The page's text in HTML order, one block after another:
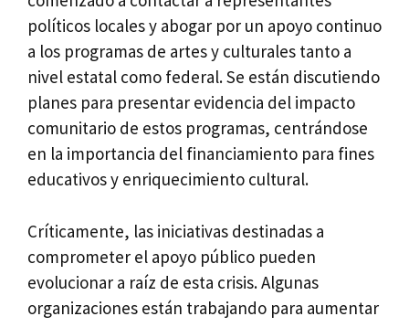
políticos locales y abogar por un apoyo continuo
a los programas de artes y culturales tanto a
nivel estatal como federal. Se están discutiendo
planes para presentar evidencia del impacto
comunitario de estos programas, centrándose
en la importancia del financiamiento para fines
educativos y enriquecimiento cultural.
Críticamente, las iniciativas destinadas a
comprometer el apoyo público pueden
evolucionar a raíz de esta crisis. Algunas
organizaciones están trabajando para aumentar